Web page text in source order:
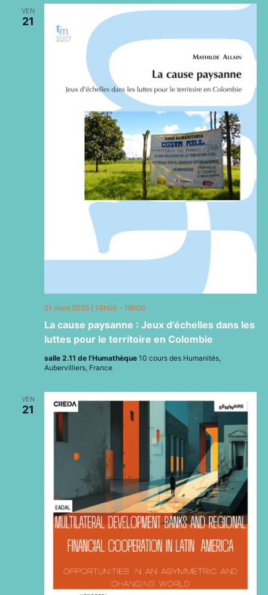
VEN
21
La cause paysanne : Jeux d’échelles dans les
luttes pour le territoire en Colombie
21 mars 2025 | 14h00 - 16h00
salle 2.11 de l'Humathèque 10 cours des Humanités,
Aubervilliers, France
VEN
21